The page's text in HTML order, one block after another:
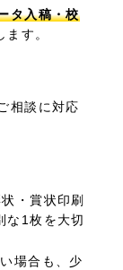
タ入稿・校
ます。
相談に対応
・賞状印刷
な1枚を大切
場合も、少